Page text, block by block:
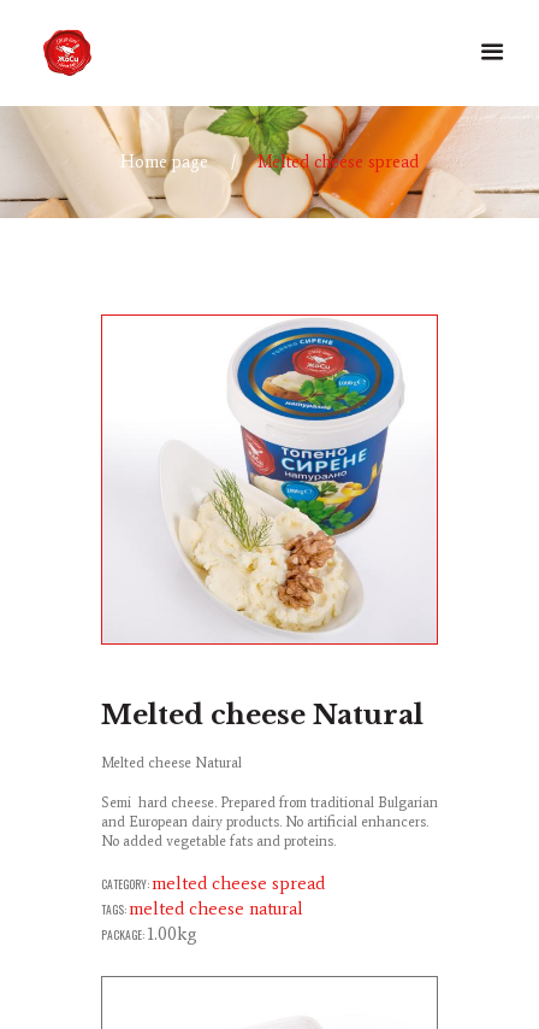
Home page Melted cheese spread
Melted cheese Natural
Melted cheese Natural
Semi hard cheese. Prepared from traditional Bulgarian
and European dairy products. No artificial enhancers.
No added vegetable fats and proteins.
CATEGORY:melted cheese spread
TAGS:melted cheese natural
PACKAGE: 1.00kg